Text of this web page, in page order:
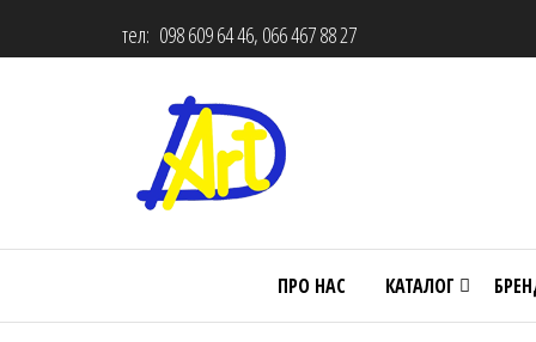
тел: 098 609 64 46, 066 467 88 27
ПРО НАС КАТАЛОГ